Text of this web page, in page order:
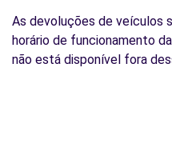
As devoluções de veículos
horário de funcionamento
não está disponível fora